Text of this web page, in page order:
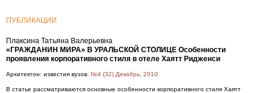
ПУБЛИКАЦИИ
Плаксина Татьяна Валерьевна
«ГРАЖДАНИН МИРА» В УРАЛЬСКОЙ СТОЛИЦЕ Особенности
проявления корпоративного стиля в отеле Хаятт Ридженси
Архитектон: известия вузов. №4 (32) Декабрь, 2010
В статье рассматриваются основные особенности корпоративного стиля Хаятт